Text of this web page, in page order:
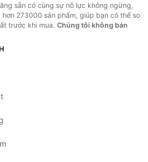
sẵn có cùng sự nỗ lực không ngừng,
273000 sản phẩm, giúp bạn có thể so
trước khi mua. Chúng tôi không bán